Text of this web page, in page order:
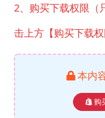
2、购买下载权限（
击上方【购买下载
本内
购